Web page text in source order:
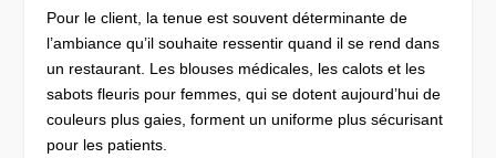
Pour le client, la tenue est souvent déterminante de
l’ambiance qu’il souhaite ressentir quand il se rend dans
un restaurant. Les blouses médicales, les calots et les
sabots fleuris pour femmes, qui se dotent aujourd’hui de
couleurs plus gaies, forment un uniforme plus sécurisant
pour les patients.